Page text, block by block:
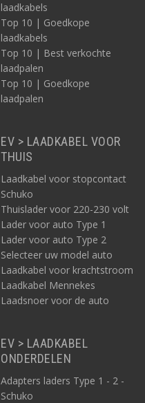
laadkabels
Top 10 | Goedkope
laadkabels
Top 10 | Best verkochte
laadpalen
Top 10 | Goedkope
laadpalen
EV > LAADKABEL VOOR
THUIS
Laadkabel voor stopcontact
Schuko
Thuislader voor 220-230 volt
Lader voor auto Type 1
Lader voor auto Type 2
Selecteer uw model auto
Laadkabel voor krachtstroom
Laadkabel Mennekes
Laadsnoer voor de auto
EV > LAADKABEL
ONDERDELEN
Adapters laders Type 1 - 2 -
Schuko